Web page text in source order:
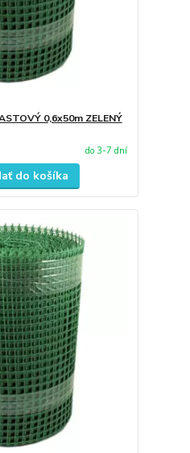
0,6x50m ZELENÝ
do 3-7 dní
do košíka